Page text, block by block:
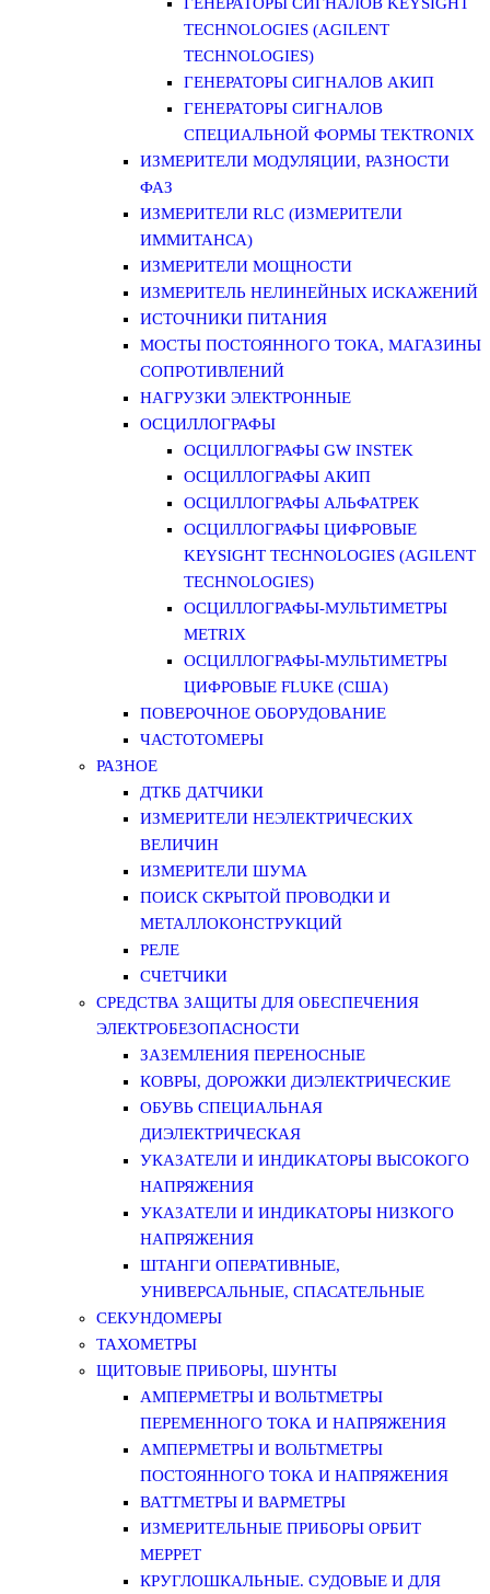
TECHNOLOGIES (AGILENT
TECHNOLOGIES)
ГЕНЕРАТОРЫ СИГНАЛОВ АКИП
ГЕНЕРАТОРЫ СИГНАЛОВ
СПЕЦИАЛЬНОЙ ФОРМЫ TEKTRONIX
ИЗМЕРИТЕЛИ МОДУЛЯЦИИ, РАЗНОСТИ
ФАЗ
ИЗМЕРИТЕЛИ RLC (ИЗМЕРИТЕЛИ
ИММИТАНСА)
ИЗМЕРИТЕЛИ МОЩНОСТИ
ИЗМЕРИТЕЛЬ НЕЛИНЕЙНЫХ ИСКАЖЕНИЙ
ИСТОЧНИКИ ПИТАНИЯ
МОСТЫ ПОСТОЯННОГО ТОКА, МАГАЗИНЫ
СОПРОТИВЛЕНИЙ
НАГРУЗКИ ЭЛЕКТРОННЫЕ
ОСЦИЛЛОГРАФЫ
ОСЦИЛЛОГРАФЫ GW INSTEK
ОСЦИЛЛОГРАФЫ АКИП
ОСЦИЛЛОГРАФЫ АЛЬФАТРЕК
ОСЦИЛЛОГРАФЫ ЦИФРОВЫЕ
KEYSIGHT TECHNOLOGIES (AGILENT
TECHNOLOGIES)
ОСЦИЛЛОГРАФЫ-МУЛЬТИМЕТРЫ
METRIX
ОСЦИЛЛОГРАФЫ-МУЛЬТИМЕТРЫ
ЦИФРОВЫЕ FLUKE (США)
ПОВЕРОЧНОЕ ОБОРУДОВАНИЕ
ЧАСТОТОМЕРЫ
РАЗНОЕ
ДТКБ ДАТЧИКИ
ИЗМЕРИТЕЛИ НЕЭЛЕКТРИЧЕСКИХ
ВЕЛИЧИН
ИЗМЕРИТЕЛИ ШУМА
ПОИСК СКРЫТОЙ ПРОВОДКИ И
МЕТАЛЛОКОНСТРУКЦИЙ
РЕЛЕ
СЧЕТЧИКИ
СРЕДСТВА ЗАЩИТЫ ДЛЯ ОБЕСПЕЧЕНИЯ
ЭЛЕКТРОБЕЗОПАСНОСТИ
ЗАЗЕМЛЕНИЯ ПЕРЕНОСНЫЕ
КОВРЫ, ДОРОЖКИ ДИЭЛЕКТРИЧЕСКИЕ
ОБУВЬ СПЕЦИАЛЬНАЯ
ДИЭЛЕКТРИЧЕСКАЯ
УКАЗАТЕЛИ И ИНДИКАТОРЫ ВЫСОКОГО
НАПРЯЖЕНИЯ
УКАЗАТЕЛИ И ИНДИКАТОРЫ НИЗКОГО
НАПРЯЖЕНИЯ
ШТАНГИ ОПЕРАТИВНЫЕ,
УНИВЕРСАЛЬНЫЕ, СПАСАТЕЛЬНЫЕ
СЕКУНДОМЕРЫ
ТАХОМЕТРЫ
ЩИТОВЫЕ ПРИБОРЫ, ШУНТЫ
АМПЕРМЕТРЫ И ВОЛЬТМЕТРЫ
ПЕРЕМЕННОГО ТОКА И НАПРЯЖЕНИЯ
АМПЕРМЕТРЫ И ВОЛЬТМЕТРЫ
ПОСТОЯННОГО ТОКА И НАПРЯЖЕНИЯ
ВАТТМЕТРЫ И ВАРМЕТРЫ
ИЗМЕРИТЕЛЬНЫЕ ПРИБОРЫ ОРБИТ
МЕРРЕТ
КРУГЛОШКАЛЬНЫЕ. СУДОВЫЕ И ДЛЯ